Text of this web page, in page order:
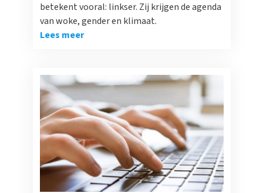
betekent vooral: linkser. Zij krijgen de agenda
van woke, gender en klimaat.
Lees meer